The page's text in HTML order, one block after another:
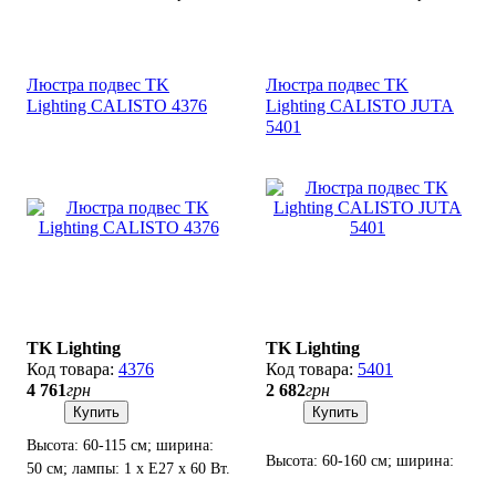
Люстра подвес TK
Lighting CALISTO 4376
TK Lighting
4376
4 761грн
Купить
Высота: 60-115 см; ширина:
50 см; лампы: 1 х Е27 х 60 Вт.
Люстра подвес TK
Lighting CALISTO JUTA
5401
TK Lighting
5401
2 682грн
Купить
Высота: 60-160 см; ширина: